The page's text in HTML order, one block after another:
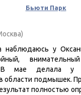
Бьюти Парк
наблюдаюсь у
В мае делала у
области подмышек.
полностью